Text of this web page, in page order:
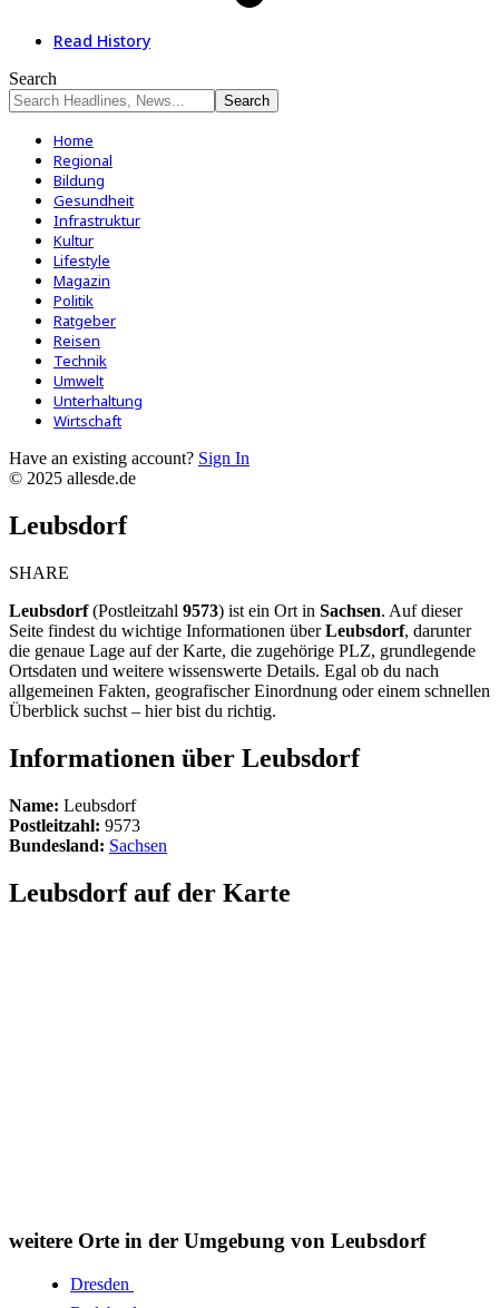
Read History
Search
Home
Regional
Bildung
Gesundheit
Infrastruktur
Kultur
Lifestyle
Magazin
Politik
Ratgeber
Reisen
Technik
Umwelt
Unterhaltung
Wirtschaft
Have an existing account? Sign In
© 2025 allesde.de
Leubsdorf
SHARE
Leubsdorf(Postleitzahl 9573) ist ein Ort in Sachsen. Auf dieser
Seite findest du wichtige Informationen überLeubsdorf, darunter
die genaue Lage auf der Karte, die zugehörige PLZ, grundlegende
Ortsdaten und weitere wissenswerte Details. Egal ob du nach
allgemeinen Fakten, geografischer Einordnung oder einem schnellen
Überblick suchst – hier bist du richtig.
Informationen über Leubsdorf
Name: Leubsdorf
Postleitzahl: 9573
Bundesland: Sachsen
Leubsdorf auf der Karte
weitere Orte in der Umgebung von Leubsdorf
Dresden